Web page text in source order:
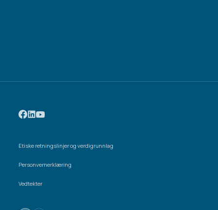
Etiske retningslinjer og verdigrunnlag
Personvernerklæring
Vedtekter